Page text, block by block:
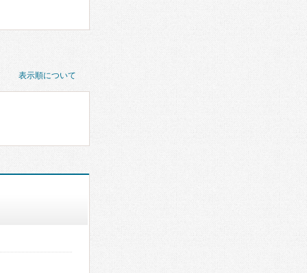
表示順について